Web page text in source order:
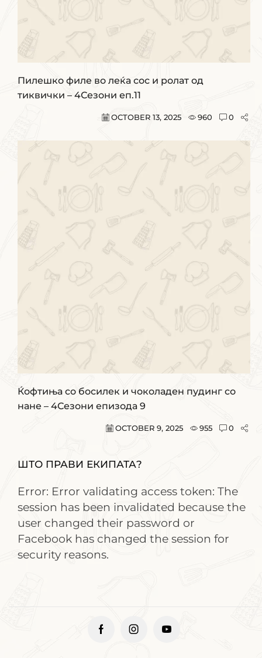
Пилешко филе во леќа сос и ролат од
тиквички – 4Сезони еп.11
OCTOBER 13, 2025 960 0
Ќофтиња со босилек и чоколаден пудинг со
нане – 4Сезони епизода 9
OCTOBER 9, 2025 955 0
ШТО ПРАВИ ЕКИПАТА?
Error: Error validating access token: The
session has been invalidated because the
user changed their password or
Facebook has changed the session for
security reasons.